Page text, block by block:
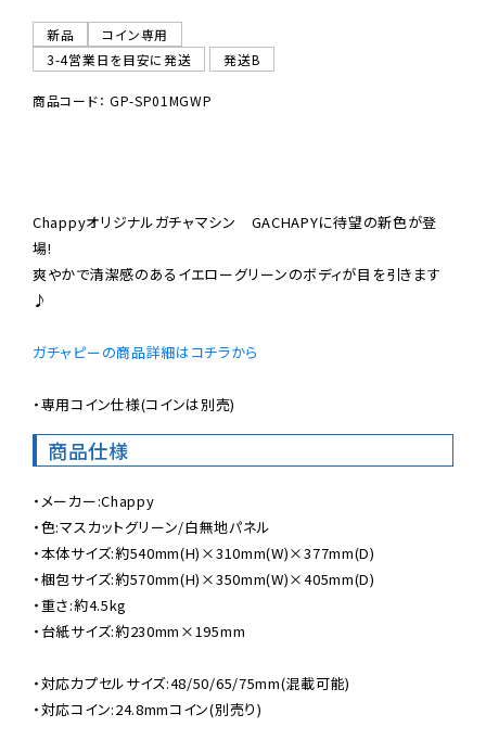
新品
コイン専用
3-4営業日を目安に発送
発送B
商品コード： GP-SP01MGWP
Chappyオリジナルガチャマシン　GACHAPYに待望の新色が登
場!
爽やかで清潔感のあるイエローグリーンのボディが目を引きます
♪
ガチャピーの商品詳細はコチラから
・専用コイン仕様(コインは別売)
商品仕様
・メーカー:Chappy
・色:マスカットグリーン/白無地パネル
・本体サイズ:約540mm(H)×310mm(W)×377mm(D)
・梱包サイズ:約570mm(H)×350mm(W)×405mm(D)
・重さ:約4.5kg
・台紙サイズ:約230mm×195mm
・対応カプセルサイズ:48/50/65/75mm(混載可能)
・対応コイン:24.8mmコイン(別売り)